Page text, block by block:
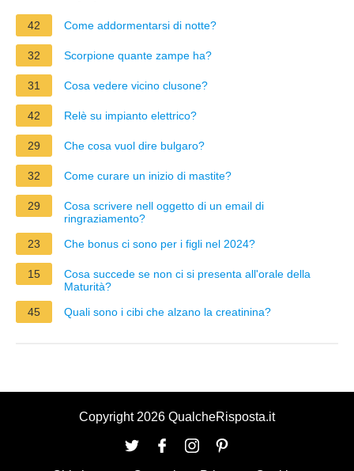
42 Come addormentarsi di notte?
32 Scorpione quante zampe ha?
31 Cosa vedere vicino clusone?
42 Relè su impianto elettrico?
29 Che cosa vuol dire bulgaro?
32 Come curare un inizio di mastite?
29
Cosa scrivere nell oggetto di un email di
ringraziamento?
23
Che bonus ci sono per i figli nel 2024?
15
Cosa succede se non ci si presenta all'orale della
Maturità?
45
Quali sono i cibi che alzano la creatinina?
Copyright 2026 QualcheRisposta.it